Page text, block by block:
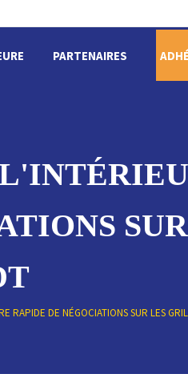
PARTENAIRES
RAPIDE DE NÉGOCIATIONS SUR LES